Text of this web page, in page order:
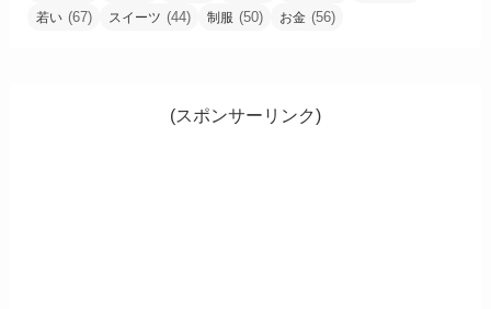
若い (67) スイーツ (44) 制服 (50) お金 (56)
(スポンサーリンク)